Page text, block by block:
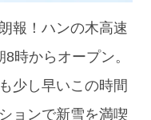
報！ハンの木高速
時からオープン。
少し早いこの時間
ョンで新雪を満喫